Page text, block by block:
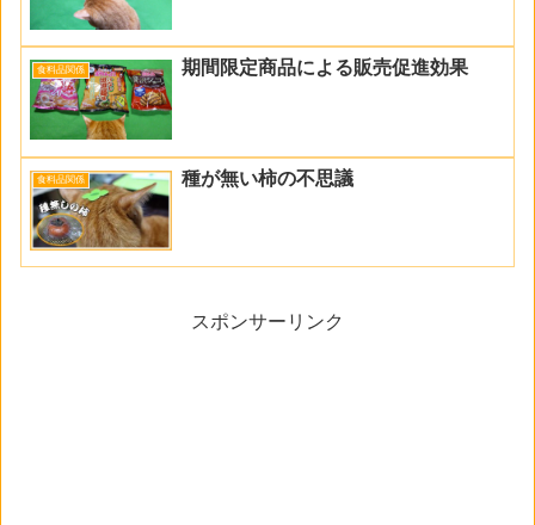
食料品関係 期間限定商品による販売促進効果
食料品関係 種が無い柿の不思議
スポンサーリンク